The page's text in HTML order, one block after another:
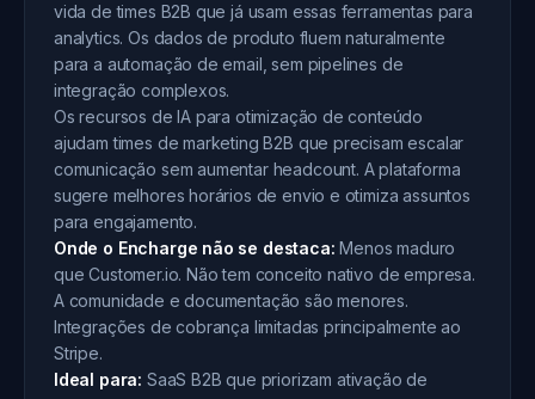
vida de times B2B que já usam essas ferramentas para
analytics. Os dados de produto fluem naturalmente
para a automação de email, sem pipelines de
integração complexos.
Os recursos de IA para otimização de conteúdo
ajudam times de marketing B2B que precisam escalar
comunicação sem aumentar headcount. A plataforma
sugere melhores horários de envio e otimiza assuntos
para engajamento.
Onde o Encharge não se destaca: Menos maduro
que Customer.io. Não tem conceito nativo de empresa.
A comunidade e documentação são menores.
Integrações de cobrança limitadas principalmente ao
Stripe.
Ideal para: SaaS B2B que priorizam ativação de